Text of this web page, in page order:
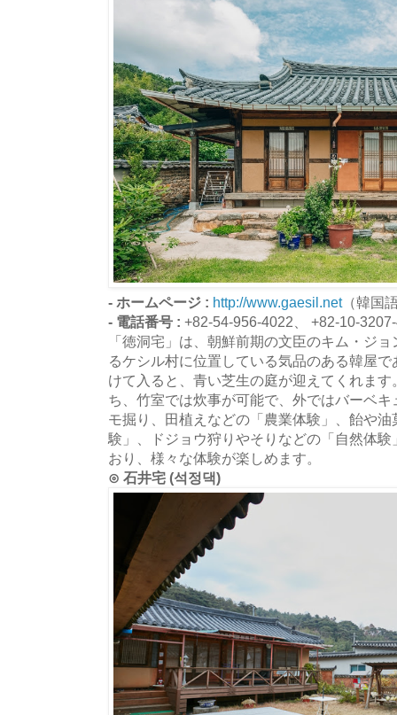
- ホームページ : http://www.gaesil.net（韓国
- 電話番号 : +82-54-956-4022、 +82-10-
「徳洞宅」は、朝鮮前期の文臣のキム・ジ
るケシル村に位置している気品のある韓屋
けて入ると、青い芝生の庭が迎えてくれま
ち、竹室では炊事が可能で、外ではバーベ
モ掘り、田植えなどの「農業体験」、飴や
験」、ドジョウ狩りやそりなどの「自然体
おり、様々な体験が楽しめます。
⊙ 石井宅 (석정댁)